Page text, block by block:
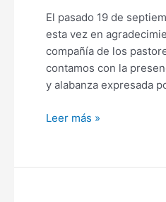
El pasado 19 de
esta vez en
compañía de los
contamos con la
y alabanza expresada
ANIVERSARIO
IGLESIA
FILADELFIA
CENTRAL
Leer más »